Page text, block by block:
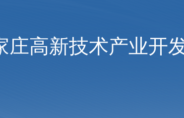
庄高新技术产业开